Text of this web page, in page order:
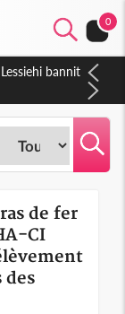
0
les
de fer
CI
des